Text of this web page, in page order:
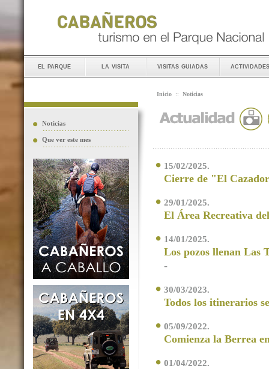
el parque la visita visitas guiadas actividades
Noticias
Que ver este mes
Inicio :: Noticias
15/02/2025.
Cierre de "El
29/01/2025.
El Área Recreativa
14/01/2025.
Los pozos llenan Las
-
30/03/2023.
Todos los itinerarios
05/09/2022.
Comienza la Berrea
01/04/2022.